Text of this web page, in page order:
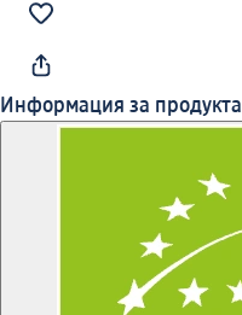
Информация за продукта